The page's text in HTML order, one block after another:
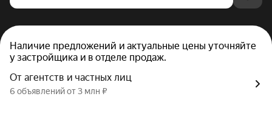
Наличие предложений и актуальные цены уточняйте
у застройщика и в отделе продаж.
От агентств и частных лиц
6 объявлений от 3 млн ₽